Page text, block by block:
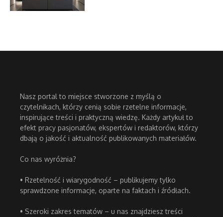
Nasz portal to miejsce stworzone z myślą o
czytelnikach, którzy cenią sobie rzetelne informacje,
inspirujące treści i praktyczną wiedzę. Każdy artykuł to
efekt pracy pasjonatów, ekspertów i redaktorów, którzy
dbają o jakość i aktualność publikowanych materiałów.
Co nas wyróżnia?
• Rzetelność i wiarygodność – publikujemy tylko
sprawdzone informacje, oparte na faktach i źródłach.
• Szeroki zakres tematów – u nas znajdziesz treści